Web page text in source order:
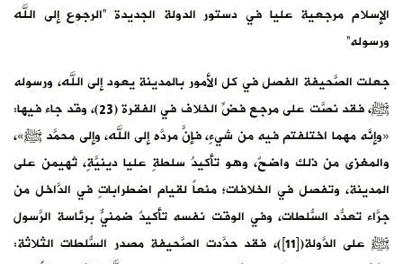
الإسلام مرجعية عليا في دستور الدولة الجديدة “الرجوع إلى الله
ورسوله”
جعلت الصَّحيفة الفصل في كل الأمور بالمدينة يعود إلى الله، ورسوله
ﷺ، فقد نصَّت على مرجع فضِّ الخلاف في الفقرة (23)، وقد جاء فيها:
«وإنَّه مهما اختلفتم فيه من شيءٍ، فإنَّ مردَّه إلى الله، وإلى محمَّد ﷺ»،
والمغزى من ذلك واضحٌ، وهو تأكيدُ سلطةٍ عليا دينيَّةٍ، تُهيمن على
المدينة، وتفصل في الخلافات؛ منعاً لقيام اضطراباتٍ في الدَّاخل من
جرَّاء تعدُّد السُّلطات، وفي الوقت نفسه تأكيدٌ ضمنيٌّ برئاسة الرَّسول
ﷺ على الدَّولة([11])، فقد حدَّدت الصَّحيفة مصدر السُّلطات الثلاثة: